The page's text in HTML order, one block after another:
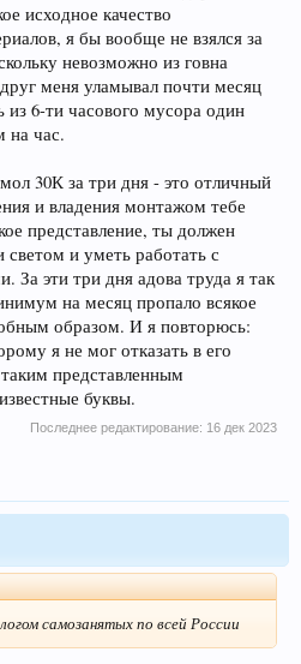
исходное качество
я бы вообще не взялся за
невозможно из говна
меня уламывал почти месяц
6-ти часового мусора один
на час.
30К за три дня - это отличный
и владения монтажом тебе
представление, ты должен
светом и уметь работать с
За эти три дня адова труда я так
на месяц пропало всякое
образом. И я повторюсь:
я не мог отказать в его
представленным
буквы.
Последнее редактирование: 16 дек 2023
самозанятых по всей России